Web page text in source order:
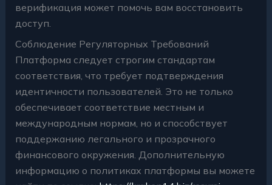
верификация может помочь вам восстановить
доступ.
Соблюдение Регуляторных Требований
Платформа следует строгим стандартам
соответствия, что требует подтверждения
идентичности пользователей. Это не только
обеспечивает соответствие местным и
международным нормам, но и способствует
поддержанию легального и прозрачного
финансового окружения. Дополнительную
информацию о политиках платформы вы можете